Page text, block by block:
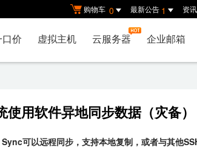
购物车 0 最新公告 1 资
价 虚拟主机 云服务器 企业邮箱
使用软件异地同步数据（灾备）
可以远程同步，支持本地复制，或者与其他